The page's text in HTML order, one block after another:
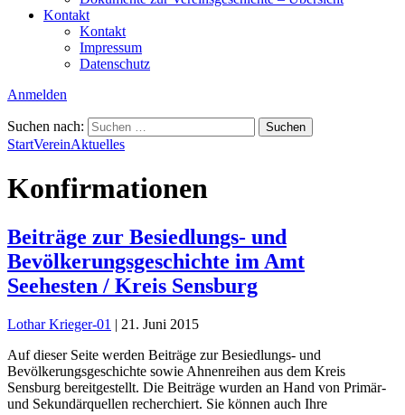
Kontakt
Kontakt
Impressum
Datenschutz
Anmelden
Suchen nach:
StartVereinAktuelles
Konfirmationen
Beiträge zur Besiedlungs- und
Bevölkerungsgeschichte im Amt
Seehesten / Kreis Sensburg
Lothar Krieger-01 | 21. Juni 2015
Auf dieser Seite werden Beiträge zur Besiedlungs- und
Bevölkerungsgeschichte sowie Ahnenreihen aus dem Kreis
Sensburg bereitgestellt. Die Beiträge wurden an Hand von Primär-
und Sekundärquellen recherchiert. Sie können auch Ihre